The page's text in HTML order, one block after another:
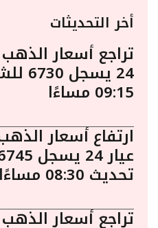
أخر التحديثات
تراجع أسعار
24
09:15 مساءًا
ارتفاع أسعار
تحديث 08:30 مساءًا
تراجع أسعار